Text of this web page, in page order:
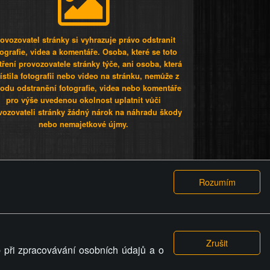
stránky si vyhrazuje právo odstranit
videa a komentáře. Osoba, které se toto
provozovatele stránky týče, ani osoba, která
fotografii nebo video na stránku, nemůže z
odstranění fotografie, videa nebo komentáře
pro výše uvedenou okolnost uplatnit vůči
stránky žádný nárok na náhradu škody
nebo nemajetkové újmy.
GDPR COOKIES
zpracovávání osobních údajů a o